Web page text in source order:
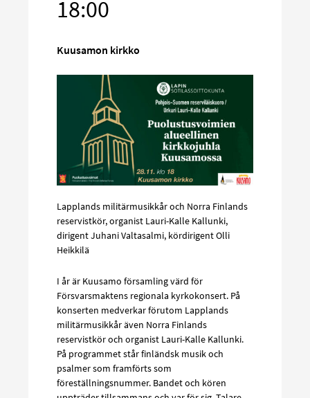
18:00
media
Kuusamon kirkko
Lapplands militärmusikkår och Norra Finlands
reservistkör, organist Lauri-Kalle Kallunki,
dirigent Juhani Valtasalmi, kördirigent Olli
Heikkilä
I år är Kuusamo församling värd för
Försvarsmaktens regionala kyrkokonsert. På
konserten medverkar förutom Lapplands
militärmusikkår även Norra Finlands
reservistkör och organist Lauri-Kalle Kallunki.
På programmet står finländsk musik och
psalmer som framförts som
föreställningsnummer. Bandet och kören